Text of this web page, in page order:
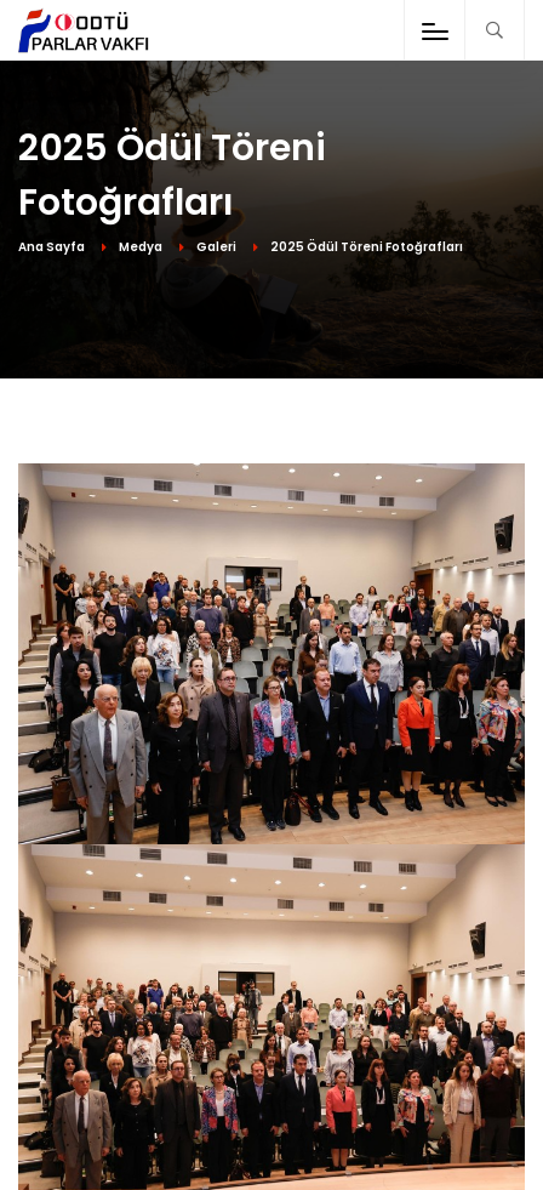
2025 Ödül Töreni
Fotoğrafları
Ana Sayfa Medya Galeri 2025 Ödül Töreni Fotoğrafları